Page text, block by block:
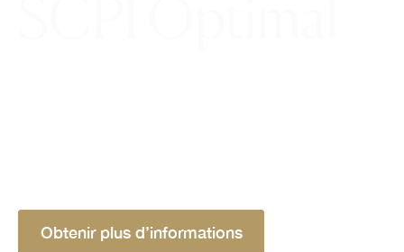
Obtenir plus d’informations